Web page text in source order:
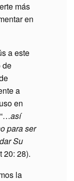
más
en
a este
de
a
en
así
para ser
Su
20: 28).
la